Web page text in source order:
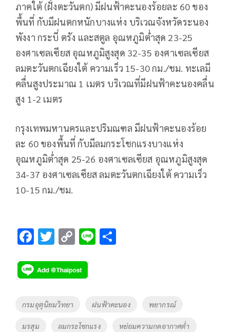
ภาคใต้ (ฝั่งตะวันตก) มีฝนฟ้าคะนองร้อยละ 60 ของ
พื้นที่ กับมีฝนตกหนักบางแห่ง บริเวณจังหวัดระนอง
พังงา กระบี่ ตรัง และสตูล อุณหภูมิต่ำสุด 23-25
องศาเซลเซียส อุณหภูมิสูงสุด 32-35 องศาเซลเซียส
ลมตะวันตกเฉียงใต้ ความเร็ว 15-30 กม./ชม. ทะเลมี
คลื่นสูงประมาณ 1 เมตร บริเวณที่มีฝนฟ้าคะนองคลื่น
สูง 1-2 เมตร
กรุงเทพมหานครและปริมณฑล มีฝนฟ้าคะนองร้อย
ละ 60 ของพื้นที่ กับมีลมกระโชกแรงบางแห่ง
อุณหภูมิต่ำสุด 25-26 องศาเซลเซียส อุณหภูมิสูงสุด
34-37 องศาเซลเซียส ลมตะวันตกเฉียงใต้ ความเร็ว
10-15 กม./ชม.
F
e
b
o
o
T
tt
er
C
p
y
n
Li
Tags
กรมอุตุนิยมวิทยา ฝนฟ้าคะนอง พยากรณ์
มรสุม ลมกระโชกแรง หย่อมความกดอากาศต่ำ